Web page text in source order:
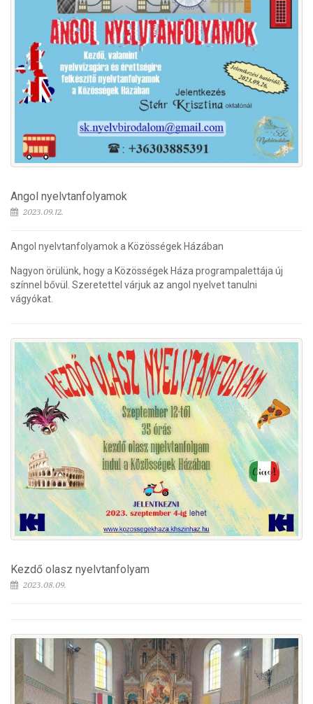
Angol nyelvtanfolyamok
2023.09.12.
Angol nyelvtanfolyamok a Közösségek Házában
Nagyon örülünk, hogy a Közösségek Háza programpalettája új
színnel bővül. Szeretettel várjuk az angol nyelvet tanulni
vágyókat.
Kezdő olasz nyelvtanfolyam
2023.08.09.